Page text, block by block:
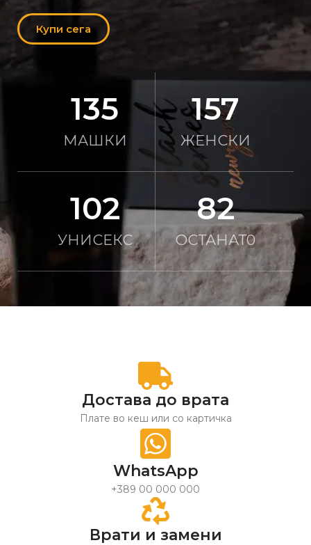
Купи сега
152
МАШКИ
176
ЖЕНСКИ
116
УНИСЕКС
93
ОСТАНАТ0
Достава до врата
Плате во кеш или со картичка
WhatsApp
+389 00 000 000
Врати и замени